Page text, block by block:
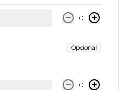
Ristreto + Leche + Syrup + Hielo
0
Opcional
0